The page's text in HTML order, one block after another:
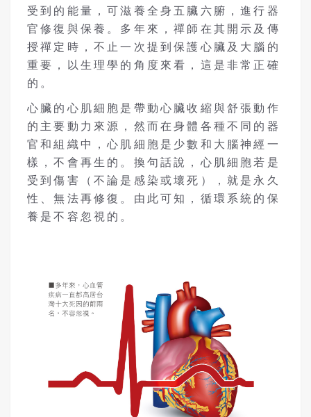
受到的能量，可滋養全身五臟六腑，進行器
官修復與保養。多年來，禪師在其開示及傳
授禪定時，不止一次提到保護心臟及大腦的
重要，以生理學的角度來看，這是非常正確
的。
心臟的心肌細胞是帶動心臟收縮與舒張動作
的主要動力來源，然而在身體各種不同的器
官和組織中，心肌細胞是少數和大腦神經一
樣，不會再生的。換句話說，心肌細胞若是
受到傷害（不論是感染或壞死），就是永久
性、無法再修復。由此可知，循環系統的保
養是不容忽視的。